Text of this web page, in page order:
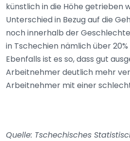
künstlich in die Höhe getrieben
Unterschied in Bezug auf die
noch innerhalb der
in Tschechien nämlich über
Ebenfalls ist es so, dass gut
Arbeitnehmer deutlich mehr
Arbeitnehmer mit einer
Quelle: Tschechisches